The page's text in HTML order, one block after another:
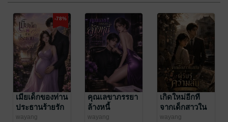
-78%
เมียเด็กของท่าน
ประธานร้ายรัก
wayang
คุณเลขาภรรยา
ล้างหนี้
wayang
เกิดใหม่อีกที
จากเด็กสาวใน
สลัมสู่ผู้รู้ความ
wayang